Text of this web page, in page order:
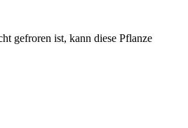
gefroren ist, kann diese Pflanze